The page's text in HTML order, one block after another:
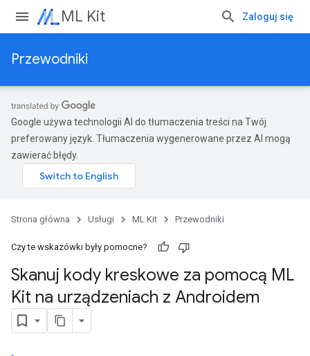
ML Kit Zaloguj się
Przewodniki
Google używa technologii AI do tłumaczenia treści na Twój
preferowany język. Tłumaczenia wygenerowane przez AI mogą
zawierać błędy.
Strona główna Usługi ML Kit Przewodniki
Czy te wskazówki były pomocne?
Skanuj kody kreskowe za pomocą ML
Kit na urządzeniach z Androidem